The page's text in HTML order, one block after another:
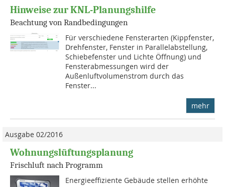
Hinweise zur KNL-Planungshilfe
Beachtung von Randbedingungen
Für verschiedene Fensterarten (Kippfenster,
Drehfenster, Fenster in Parallelabstellung,
Schiebefenster und Lichte Öffnung) und
Fensterabmessungen wird der
Außenluftvolumenstrom durch das
Fenster...
mehr
Ausgabe 02/2016
Wohnungslüftungsplanung
Frischluft nach Programm
Energieeffiziente Gebäude stellen erhöhte